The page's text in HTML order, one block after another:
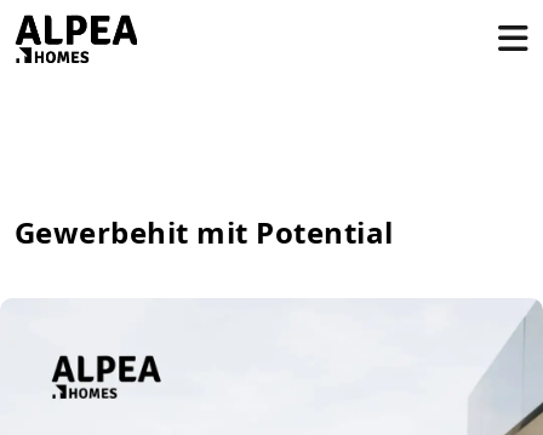
Gewerbehit mit Potential